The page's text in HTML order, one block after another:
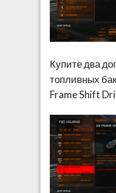
Купите два
топливных
Frame Shift